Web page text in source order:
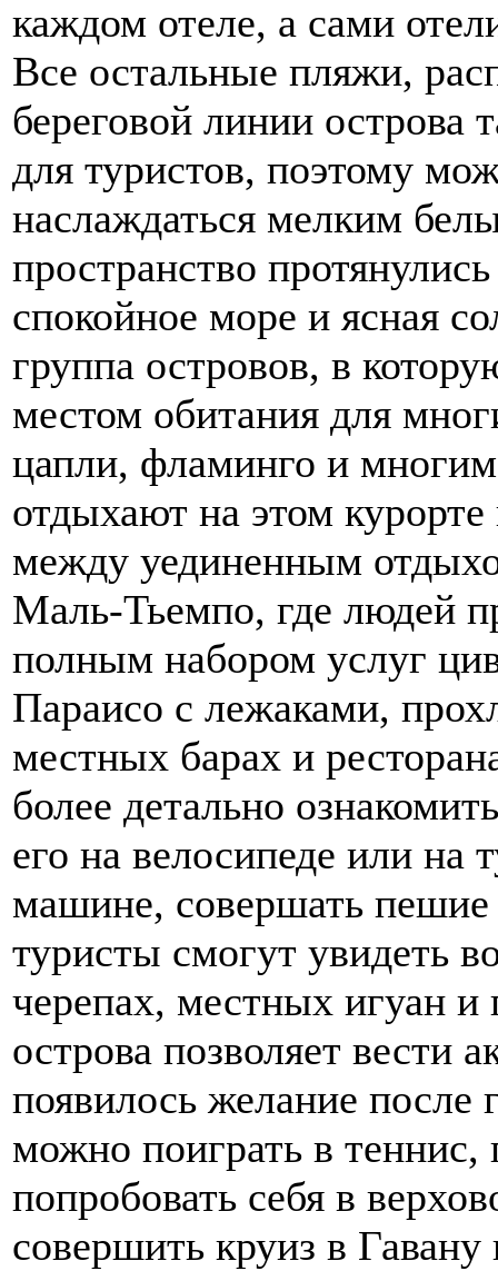
каждом отеле, а сами
Все остальные пляжи,
береговой линии острова
для туристов, поэтому
наслаждаться мелким
пространство
спокойное море и ясная
группа островов, в
местом обитания для
цапли, фламинго и
отдыхают на этом
между уединенным
Маль-Тьемпо, где людей
полным набором услуг
Параисо с лежаками,
местных барах и
более детально
его на велосипеде или на
машине, совершать
туристы смогут увидеть
черепах, местных игуан и
острова позволяет вести
появилось желание после
можно поиграть в теннис,
попробовать себя в
совершить круиз в